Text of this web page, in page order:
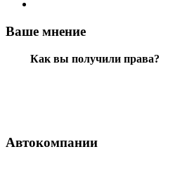
Ваше мнение
Как вы получили права?
Автокомпании